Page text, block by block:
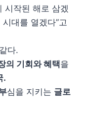
시작된 해로 삼겠
시대를 열겠다”고
다.
의 기회와 혜택을
.
심을 지키는 글로